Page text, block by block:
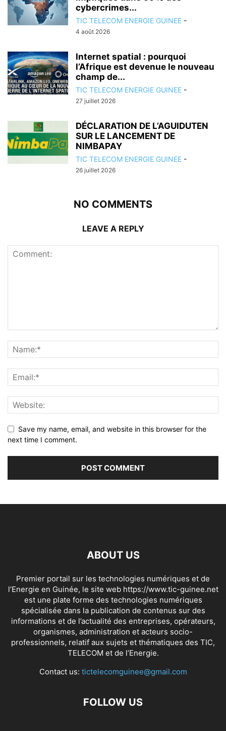
cybercrimes...
TIC TELECOM ENERGIE GUINEE -
4 août 2026
Internet spatial : pourquoi
l’Afrique est devenue le nouveau
champ de...
TIC TELECOM ENERGIE GUINEE -
27 juillet 2026
DÉCLARATION DE L’AGUIDUTEN
SUR LE LANCEMENT DE
NIMBAPAY
TIC TELECOM ENERGIE GUINEE -
26 juillet 2026
NO COMMENTS
LEAVE A REPLY
Save my name, email, and website in this browser for the
next time I comment.
ABOUT US
Premier portail sur les technologies numériques et de
l’Energie en Guinée, le site web https://www.tic-guinee.net
est une plate forme des technologies numériques
spécialisée dans la publication de contenus sur des
informations et de l’actualité des entreprises, opérateurs,
organismes, administration et acteurs socio-
professionnels, relatif aux sujets et thématiques des TIC,
TELECOM et de l’Energie.
Contact us: tictelecomguinee@gmail.com
FOLLOW US